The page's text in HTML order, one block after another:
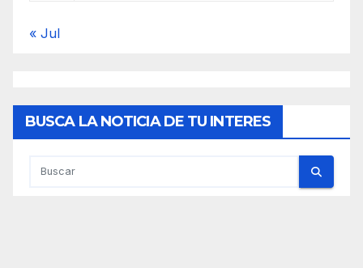
« Jul
BUSCA LA NOTICIA DE TU INTERES